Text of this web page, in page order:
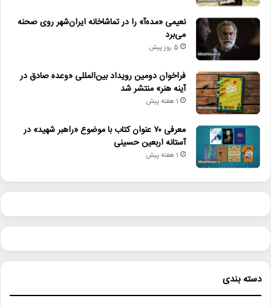
نعیمی «مده‌آ» را در تماشاخانه ایران‌شهر روی صحنه
می‌برد
5 روز پیش
فراخوان دومین رویداد بین‌المللی «وعده صادق در
آینه هنر» منتشر شد
1 هفته پیش
معرفی ۷۰ عنوان کتاب با موضوع «راهبر شهید» در
آستانه اربعین حسینی
1 هفته پیش
دسته بندی